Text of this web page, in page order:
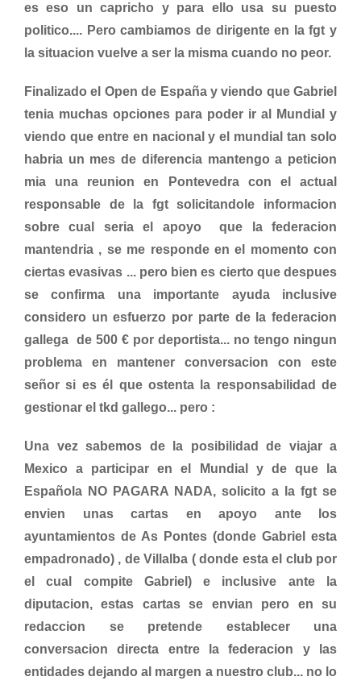
es eso un capricho y para ello usa su puesto
politico.... Pero cambiamos de dirigente en la fgt y
la situacion vuelve a ser la misma cuando no peor.
Finalizado el Open de España y viendo que Gabriel
tenia muchas opciones para poder ir al Mundial y
viendo que entre en nacional y el mundial tan solo
habria un mes de diferencia mantengo a peticion
mia una reunion en Pontevedra con el actual
responsable de la fgt solicitandole informacion
sobre cual seria el apoyo que la federacion
mantendria , se me responde en el momento con
ciertas evasivas ... pero bien es cierto que despues
se confirma una importante ayuda inclusive
considero un esfuerzo por parte de la federacion
gallega de 500 € por deportista... no tengo ningun
problema en mantener conversacion con este
señor si es él que ostenta la responsabilidad de
gestionar el tkd gallego... pero :
Una vez sabemos de la posibilidad de viajar a
Mexico a participar en el Mundial y de que la
Española NO PAGARA NADA, solicito a la fgt se
envien unas cartas en apoyo ante los
ayuntamientos de As Pontes (donde Gabriel esta
empadronado) , de Villalba ( donde esta el club por
el cual compite Gabriel) e inclusive ante la
diputacion, estas cartas se envian pero en su
redaccion se pretende establecer una
conversacion directa entre la federacion y las
entidades dejando al margen a nuestro club... no lo